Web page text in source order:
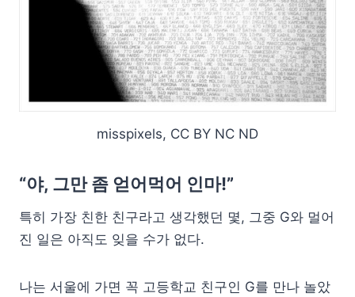
misspixels, CC BY NC ND
“야, 그만 좀 얻어먹어 인마!”
특히 가장 친한 친구라고 생각했던 몇, 그중 G와 멀어
진 일은 아직도 잊을 수가 없다.
나는 서울에 가면 꼭 고등학교 친구인 G를 만나 놀았